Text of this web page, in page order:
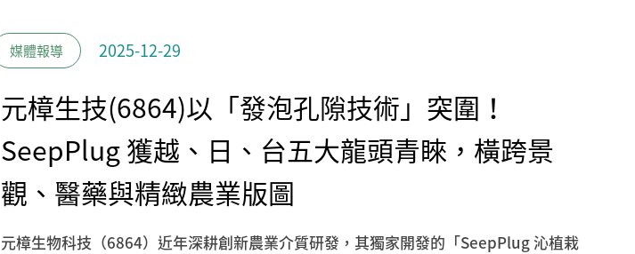
官天祥、立法委員許智傑及其國會辦公室主任，並邀請甘琳農業郭董事長暨總經理、羅
媒體報導 2025-12-29
元樟生技(6864)以「發泡孔隙技術」突圍！
SeepPlug 獲越、日、台五大龍頭青睞，橫跨景
觀、醫藥與精緻農業版圖
元樟生物科技（6864）近年深耕創新農業介質研發，其獨家開發的「SeepPlug 沁植栽